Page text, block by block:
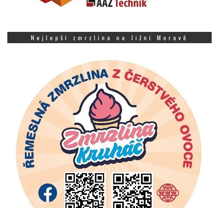
Nejlepší zmrzlina na Jižní Moravě